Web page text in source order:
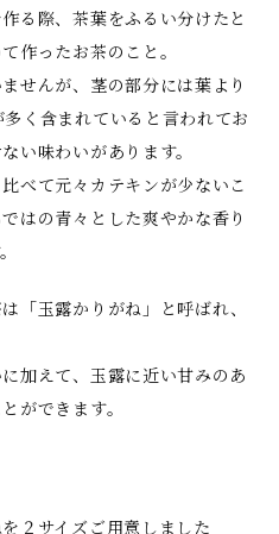
る際、茶葉をふるい分けたと
作ったお茶のこと。
せんが、茎の部分には葉より
く含まれていると言われてお
い味わいがあります。
べて元々カテキンが少ないこ
はの青々とした爽やかな香り
「玉露かりがね」と呼ばれ、
加えて、玉露に近い甘みのあ
とができます。
２サイズご用意しました